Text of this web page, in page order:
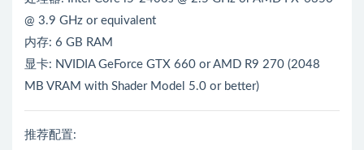
@ 3.9 GHz or equivalent
内存: 6 GB RAM
显卡: NVIDIA GeForce GTX 660 or AMD R9 270 (2048
MB VRAM with Shader Model 5.0 or better)
推荐配置: